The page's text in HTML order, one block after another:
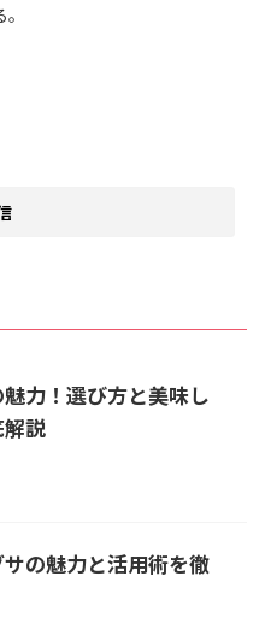
魅力！選び方と美味し
説
の魅力と活用術を徹